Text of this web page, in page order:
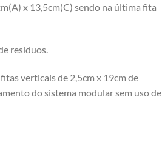
x 13,5cm(C) sendo na última fita
resíduos.
verticais de 2,5cm x 19cm de
do sistema modular sem uso de